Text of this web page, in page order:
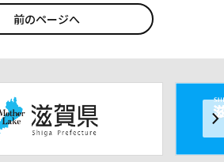
前のページへ